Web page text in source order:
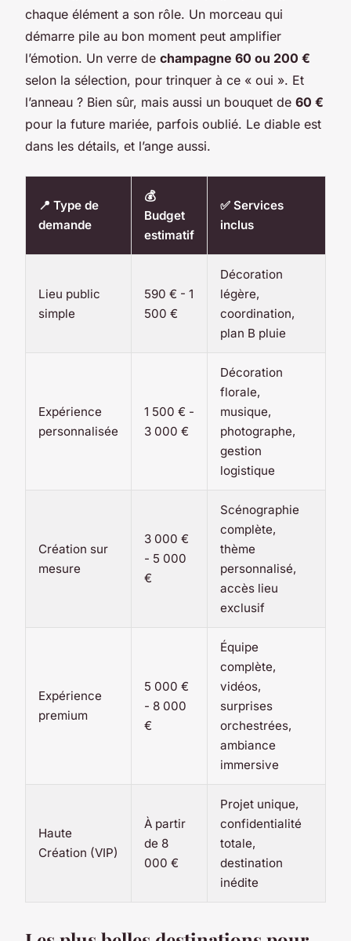
chaque élément a son rôle. Un morceau qui
démarre pile au bon moment peut amplifier
l’émotion. Un verre de champagne 60 ou 200 €
selon la sélection, pour trinquer à ce « oui ». Et
l’anneau ? Bien sûr, mais aussi un bouquet de 60 €
pour la future mariée, parfois oublié. Le diable est
dans les détails, et l’ange aussi.
📍 Type de
demande
💰
Budget
estimatif
✅ Services
inclus
Lieu public
simple
590 € - 1
500 €
Décoration
légère,
coordination,
plan B pluie
Expérience
personnalisée
1 500 € -
3 000 €
Décoration
florale,
musique,
photographe,
gestion
logistique
Création sur
mesure
3 000 €
- 5 000
€
Scénographie
complète,
thème
personnalisé,
accès lieu
exclusif
Expérience
premium
5 000 €
- 8 000
€
Équipe
complète,
vidéos,
surprises
orchestrées,
ambiance
immersive
Haute
Création (VIP)
À partir
de 8
000 €
Projet unique,
confidentialité
totale,
destination
inédite